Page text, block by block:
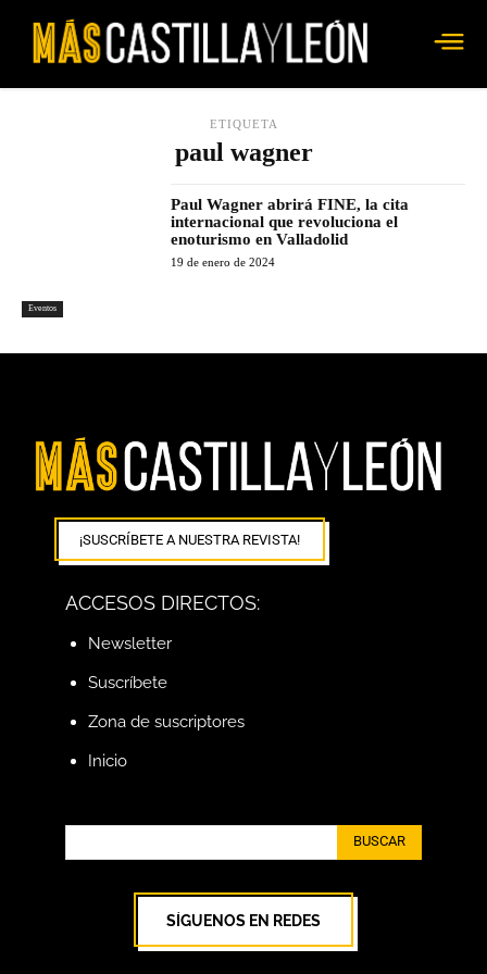
ETIQUETA
paul wagner
Eventos
Paul Wagner abrirá FINE, la cita
internacional que revoluciona el
enoturismo en Valladolid
19 de enero de 2024
¡SUSCRÍBETE A NUESTRA REVISTA!
ACCESOS DIRECTOS:
Newsletter
Suscríbete
Zona de suscriptores
Inicio
BUSCAR
SÍGUENOS EN REDES